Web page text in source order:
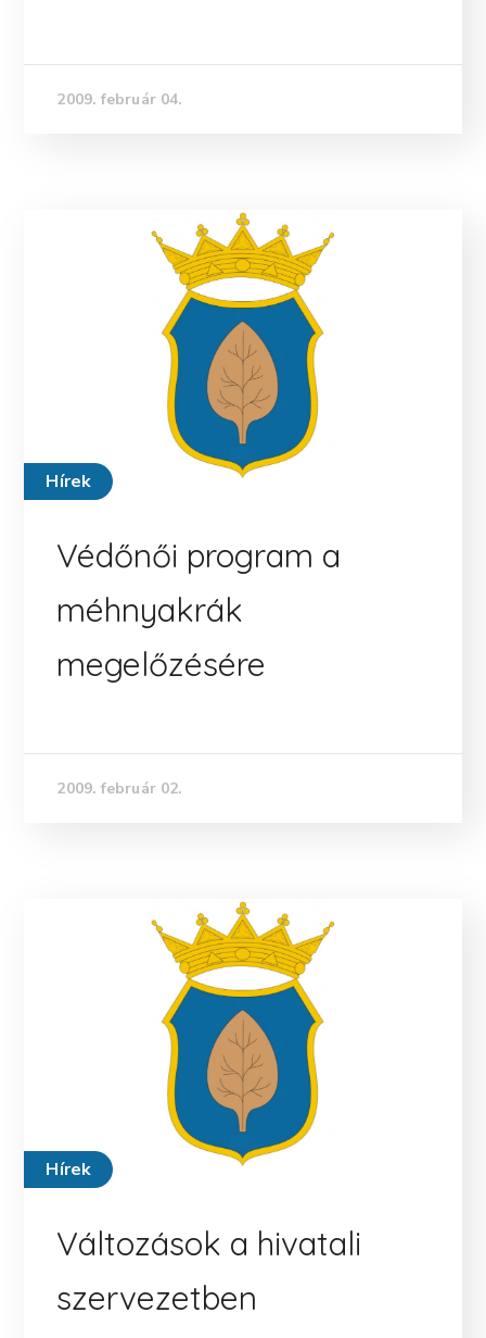
2009. február 04.
Hírek
Védőnői program a
méhnyakrák
megelőzésére
2009. február 02.
Hírek
Változások a hivatali
szervezetben